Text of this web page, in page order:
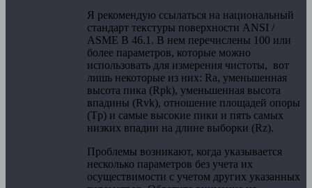
Я рекомендую ссылаться на национальный
стандарт текстуры поверхности ANSI /
ASME B 46.1. В нем перечислены 100 или
более параметров, которые можно
использовать для измерения чистоты, вот
лишь некоторые из них: Ra, уменьшенная
высота пика (Rpk), уменьшенная высота
впадины (Rvk), отношение площадей опоры
(Tp) и самые высокие пики и пять самых
низких впадин на длине выборки (Rz).
Проблемы возникают, когда указывается
несколько параметров без учета их
осуществимости с учетом других указанных